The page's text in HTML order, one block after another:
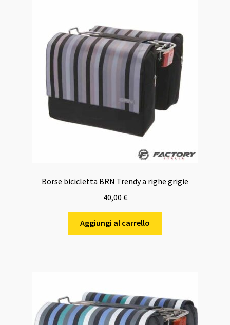
Borse bicicletta BRN Trendy a righe grigie
40,00 €
Aggiungi al carrello